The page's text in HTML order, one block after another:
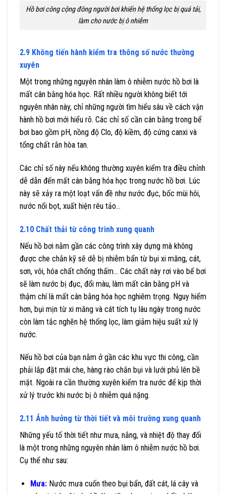
Hồ bơi công cộng đông người bơi khiến hệ thống lọc bị quá tải,
làm cho nước bị ô nhiễm
2.9 Không tiến hành kiểm tra thông số nước thường
xuyên
Một trong những nguyên nhân làm ô nhiễm nước hồ bơi là
mất cân bằng hóa học. Rất nhiều người không biết tới
nguyên nhân này, chỉ những người tìm hiểu sâu về cách vận
hành hồ bơi mới hiểu rõ. Các chỉ số cần cân bằng trong bể
bơi bao gồm pH, nồng độ Clo, độ kiềm, độ cứng canxi và
tổng chất rắn hòa tan.
Các chỉ số này nếu không thường xuyên kiểm tra điều chỉnh
dễ dẫn đến mất cân bằng hóa học trong nước hồ bơi. Lúc
này sẽ xảy ra một loạt vấn đề như nước đục, bốc mùi hôi,
nước nổi bọt, xuất hiện rêu tảo…
2.10 Chất thải từ công trình xung quanh
Nếu hồ bơi nằm gần các công trình xây dựng mà không
được che chắn kỹ sẽ dễ bị nhiễm bẩn từ bụi xi măng, cát,
sơn, vôi, hóa chất chống thấm… Các chất này rơi vào bể bơi
sẽ làm nước bị đục, đổi màu, làm mất cân bằng pH và
thậm chí là mất cân bằng hóa học nghiêm trọng. Nguy hiểm
hơn, bụi mịn từ xi măng và cát tích tụ lâu ngày trong nước
còn làm tắc nghẽn hệ thống lọc, làm giảm hiệu suất xử lý
nước.
Nếu hồ bơi của bạn nằm ở gần các khu vực thi công, cần
phải lắp đặt mái che, hàng rào chắn bụi và lưới phủ lên bề
mặt. Ngoài ra cần thường xuyên kiểm tra nước để kịp thời
xử lý trước khi nước bị ô nhiễm quá nặng.
2.11 Ảnh hưởng từ thời tiết và môi trường xung quanh
Những yếu tố thời tiết như mưa, nắng, và nhiệt độ thay đổi
là một trong những nguyên nhân làm ô nhiễm nước hồ bơi.
Cụ thể như sau:
Mưa: Nước mưa cuốn theo bụi bẩn, đất cát, lá cây và